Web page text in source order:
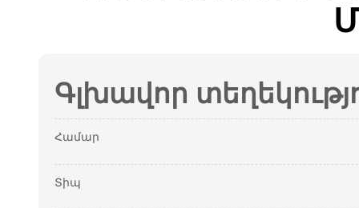
Գլխավոր
Համար
Տիպ